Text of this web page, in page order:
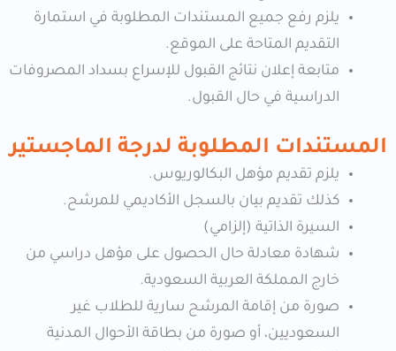
يلزم رفع جميع المستندات المطلوبة في استمارة
التقديم المتاحة على الموقع.
متابعة إعلان نتائج القبول للإسراع بسداد المصروفات
الدراسية في حال القبول.
المستندات المطلوبة لدرجة الماجستير
يلزم تقديم مؤهل البكالوريوس.
كذلك تقديم بيان بالسجل الأكاديمي للمرشح.
السيرة الذاتية (إلزامي)
شهادة معادلة حال الحصول على مؤهل دراسي من
خارج المملكة العربية السعودية.
صورة من إقامة المرشح سارية للطلاب غير
السعوديين، أو صورة من بطاقة الأحوال المدنية